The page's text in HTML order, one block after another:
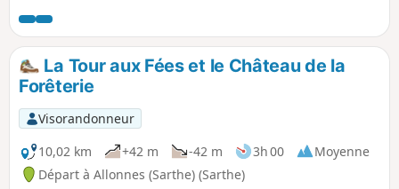
La Tour aux Fées et le Château de la
Forêterie
Visorandonneur
10,02 km
+42 m -42 m 3h 00
Moyenne
Départ à Allonnes (Sarthe) (Sarthe)